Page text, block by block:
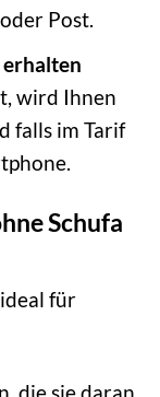
Post.
wird Ihnen
falls im Tarif
Schufa
für
die sie daran